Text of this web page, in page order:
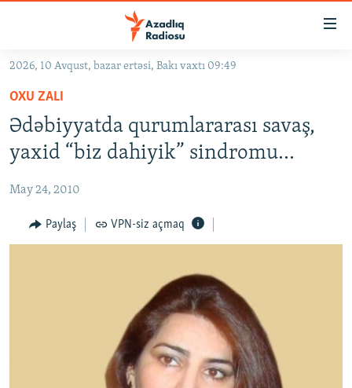
Əsas
qayıt
Əsas
naviqasiyaya
qayıt
#İZAHLA
KORRUPSIOMETR
FƏRQƏ BAX
QANUNI DOĞRU
AZƏRBAYCAN ƏDƏBIYYATI KITABXANASI
2026, 10 Avqust, bazar ertəsi, Bakı vaxtı 09:49
OXU ZALI
Ədəbiyyatda qurumlararası savaş,
yaxid “biz dahiyik” sindromu...
May 24, 2010
Paylaş VPN-siz açmaq